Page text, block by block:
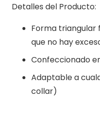
Detalles del Producto:
Forma triangular
que no hay
Confeccionado
Adaptable a
collar)